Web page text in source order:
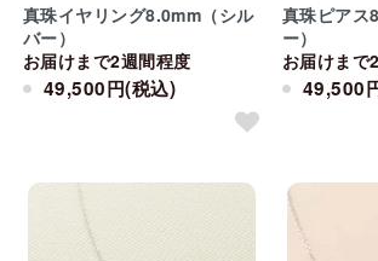
真珠イヤリング8.0mm（シル
バー）
お届けまで2週間程度
49,500円(税込)
真珠ピアス
ー）
お届けまで
49,500